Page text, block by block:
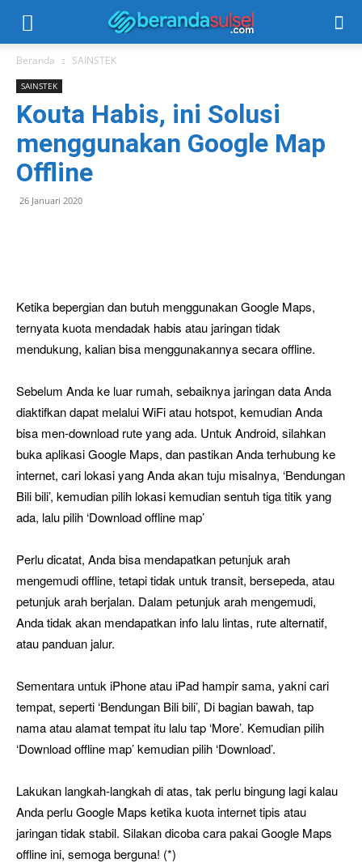
Beranda SAINSTEK
SAINSTEK
Kouta Habis, ini Solusi
menggunakan Google Map
Offline
26 Januari 2020
Ketika bepergian dan butuh menggunakan Google Maps,
ternyata kuota mendadak habis atau jaringan tidak
mendukung, kalian bisa menggunakannya secara offline.
Sebelum Anda ke luar rumah, sebaiknya jaringan data Anda
diaktifkan dapat melalui WiFi atau hotspot, kemudian Anda
bisa men-download rute yang ada. Untuk Android, silahkan
buka aplikasi Google Maps, dan pastikan Anda terhubung ke
internet, cari lokasi yang Anda akan tuju misalnya, ‘Bendungan
Bili bili’, kemudian pilih lokasi kemudian sentuh tiga titik yang
ada, lalu pilih ‘Download offline map’
Perlu dicatat, Anda bisa mendapatkan petunjuk arah
mengemudi offline, tetapi tidak untuk transit, bersepeda, atau
petunjuk arah berjalan. Dalam petunjuk arah mengemudi,
Anda tidak akan mendapatkan info lalu lintas, rute alternatif,
atau panduan jalur.
Sementara untuk iPhone atau iPad hampir sama, yakni cari
tempat, seperti ‘Bendungan Bili bili’, Di bagian bawah, tap
nama atau alamat tempat itu lalu tap ‘More’. Kemudian pilih
‘Download offline map’ kemudian pilih ‘Download’.
Lakukan langkah-langkah di atas, tak perlu bingung lagi kalau
Anda perlu Google Maps ketika kuota internet tipis atau
jaringan tidak stabil. Silakan dicoba cara pakai Google Maps
offline ini, semoga berguna! (*)